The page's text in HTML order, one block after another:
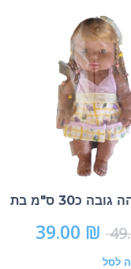
כ30 ס"מ בת
39.00 ₪
לסל